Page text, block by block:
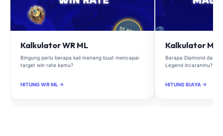
Kalkulator WR ML
Bingung perlu berapa kali menang buat mencapai
target win rate kamu?
HITUNG WR ML →
Kalkulator
Berapa Diamond dan
Legend incaranmu?
HITUNG BIAYA →